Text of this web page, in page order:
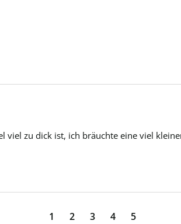
viel zu dick ist, ich bräuchte eine viel
1 2 3 4 5